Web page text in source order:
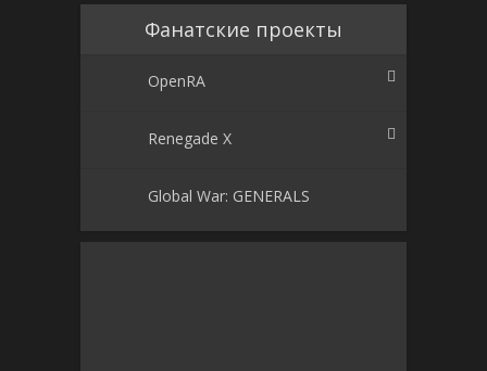
Фанатские проекты
OpenRA
Renegade X
Global War: GENERALS